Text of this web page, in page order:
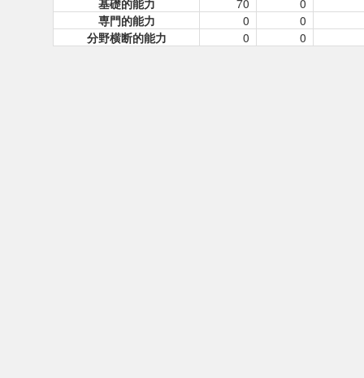
基礎的能力
70
0
専門的能力
0
0
分野横断的能力
0 0